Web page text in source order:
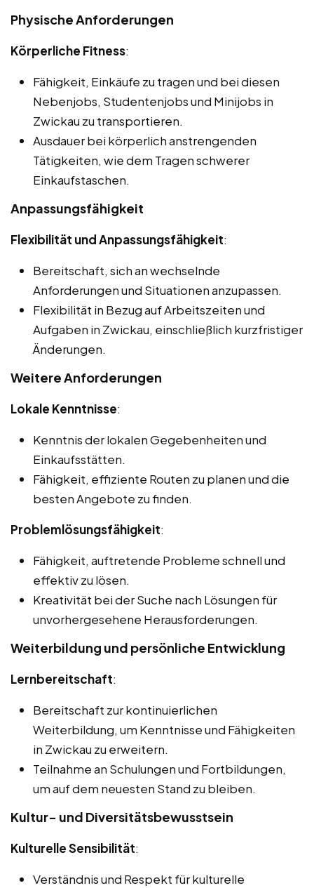
Physische Anforderungen
Körperliche Fitness:
Fähigkeit, Einkäufe zu tragen und bei diesen
Nebenjobs, Studentenjobs und Minijobs in
Zwickau zu transportieren.
Ausdauer bei körperlich anstrengenden
Tätigkeiten, wie dem Tragen schwerer
Einkaufstaschen.
Anpassungsfähigkeit
Flexibilität und Anpassungsfähigkeit:
Bereitschaft, sich an wechselnde
Anforderungen und Situationen anzupassen.
Flexibilität in Bezug auf Arbeitszeiten und
Aufgaben in Zwickau, einschließlich kurzfristiger
Änderungen.
Weitere Anforderungen
Lokale Kenntnisse:
Kenntnis der lokalen Gegebenheiten und
Einkaufsstätten.
Fähigkeit, effiziente Routen zu planen und die
besten Angebote zu finden.
Problemlösungsfähigkeit:
Fähigkeit, auftretende Probleme schnell und
effektiv zu lösen.
Kreativität bei der Suche nach Lösungen für
unvorhergesehene Herausforderungen.
Weiterbildung und persönliche Entwicklung
Lernbereitschaft:
Bereitschaft zur kontinuierlichen
Weiterbildung, um Kenntnisse und Fähigkeiten
in Zwickau zu erweitern.
Teilnahme an Schulungen und Fortbildungen,
um auf dem neuesten Stand zu bleiben.
Kultur- und Diversitätsbewusstsein
Kulturelle Sensibilität:
Verständnis und Respekt für kulturelle